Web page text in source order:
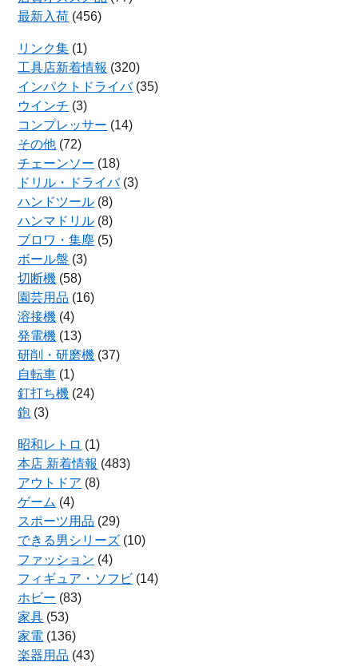
最新入荷 (456)
リンク集 (1)
工具店新着情報 (320)
インパクトドライバ(35)
ウインチ (3)
コンプレッサー (14)
その他 (72)
チェーンソー (18)
ドリル・ドライバ(3)
ハンドツール (8)
ハンマドリル (8)
ブロワ・集塵 (5)
ボール盤 (3)
切断機 (58)
園芸用品 (16)
溶接機 (4)
発電機 (13)
研削・研磨機 (37)
自転車 (1)
釘打ち機 (24)
鉋 (3)
昭和レトロ (1)
本店 新着情報 (483)
アウトドア (8)
ゲーム (4)
スポーツ用品 (29)
できる男シリーズ (10)
ファッション (4)
フィギュア・ソフビ (14)
ホビー (83)
家具 (53)
家電 (136)
楽器用品 (43)